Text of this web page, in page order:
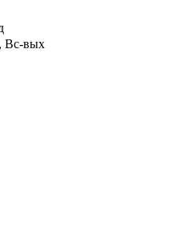
Вс-вых